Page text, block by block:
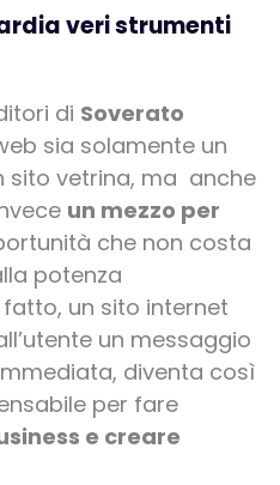
veri strumenti
di Soverato
sia solamente un
sito vetrina, ma anche
un mezzo per
che non costa
potenza
un sito internet
un messaggio
diventa così
per fare
e creare